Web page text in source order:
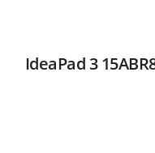
IdeaPad 3